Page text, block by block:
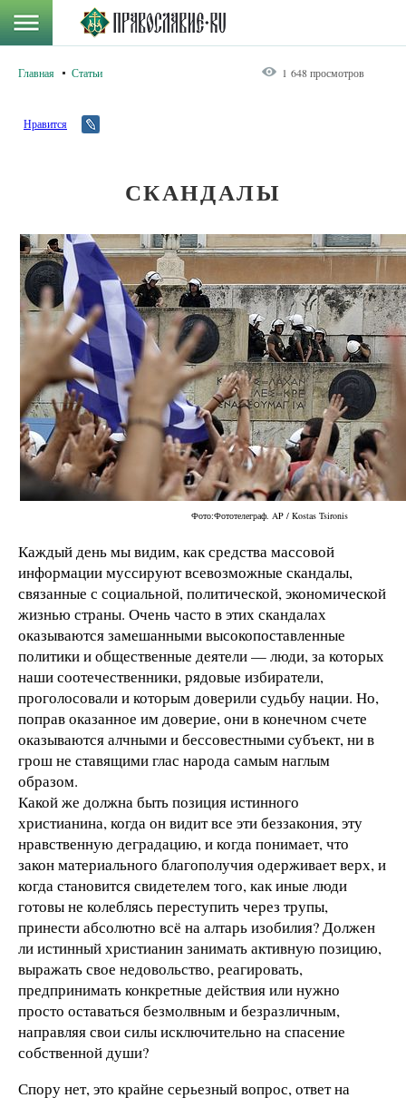
Главная Статьи 1 648 просмотров
Нравится
СКАНДАЛЫ
Фото:Фототелеграф. AP / Kostas Tsironis
Каждый день мы видим, как средства массовой
информации муссируют всевозможные скандалы,
связанные с социальной, политической, экономической
жизнью страны. Очень часто в этих скандалах
оказываются замешанными высокопоставленные
политики и общественные деятели — люди, за которых
наши соотечественники, рядовые избиратели,
проголосовали и которым доверили судьбу нации. Но,
поправ оказанное им доверие, они в конечном счете
оказываются алчными и бессовестными cубъект, ни в
грош не ставящими глас народа самым наглым
образом.
Какой же должна быть позиция истинного
христианина, когда он видит все эти беззакония, эту
нравственную деградацию, и когда понимает, что
закон материального благополучия одерживает верх, и
когда становится свидетелем того, как иные люди
готовы не колеблясь переступить через трупы,
принести абсолютно всё на алтарь изобилия? Должен
ли истинный христианин занимать активную позицию,
выражать свое недовольство, реагировать,
предпринимать конкретные действия или нужно
просто оставаться безмолвным и безразличным,
направляя свои силы исключительно на спасение
собственной души?
Спору нет, это крайне серьезный вопрос, ответ на